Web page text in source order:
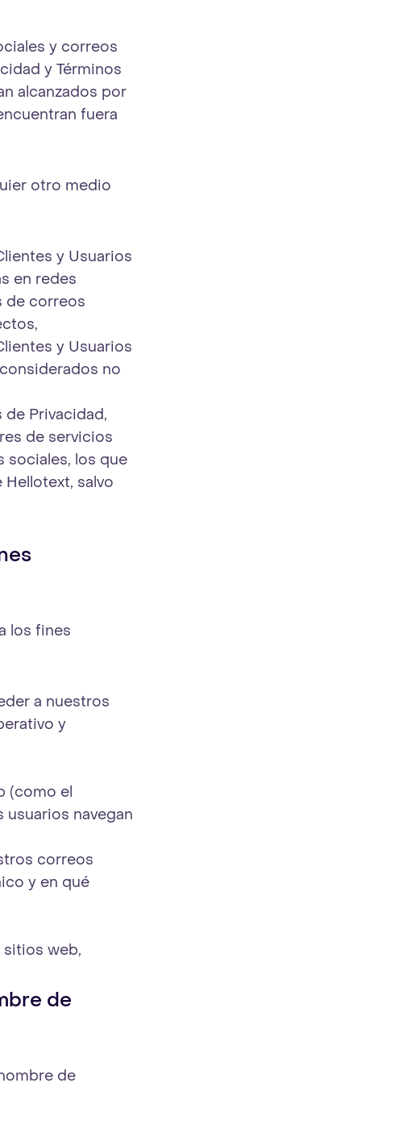
y correos
y Términos
alcanzados por
fuera
otro medio
y Usuarios
en redes
de correos
y Usuarios
no
Privacidad,
de servicios
sociales, los que
salvo
los fines
a nuestros
y
(como el
navegan
correos
y en qué
sitios web,
de
de